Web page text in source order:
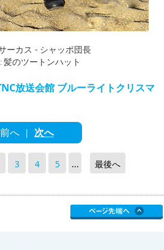
ーカス - シャッポ団長
髪のツートンハット
放送会館 ブルーライトクリスマ
前へ | 次へ
3 4 5 ... 最後へ